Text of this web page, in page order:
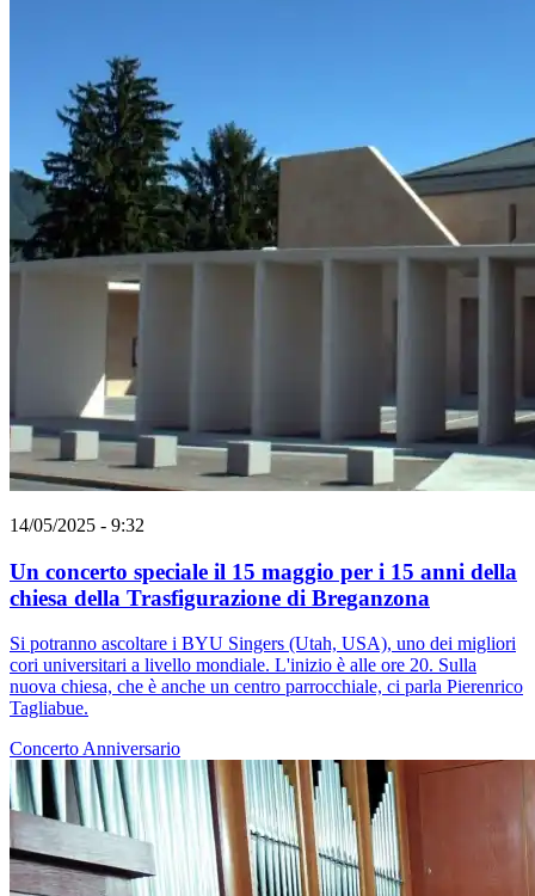
14/05/2025 - 9:32
Un concerto speciale il 15 maggio per i 15 anni della
chiesa della Trasfigurazione di Breganzona
Si potranno ascoltare i BYU Singers (Utah, USA), uno dei migliori
cori universitari a livello mondiale. L'inizio è alle ore 20. Sulla
nuova chiesa, che è anche un centro parrocchiale, ci parla Pierenrico
Tagliabue.
ConcertoAnniversario